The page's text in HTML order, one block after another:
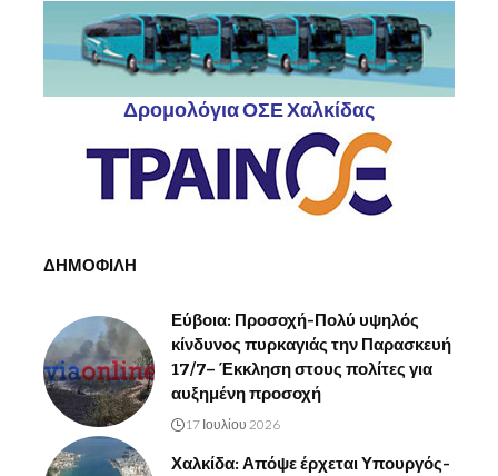
Δρομολόγια ΟΣΕ Χαλκίδας
ΔΗΜΟΦΙΛΗ
Εύβοια: Προσοχή-Πολύ υψηλός
κίνδυνος πυρκαγιάς την Παρασκευή
17/7– Έκκληση στους πολίτες για
αυξημένη προσοχή
17 Ιουλίου 2026
Χαλκίδα: Απόψε έρχεται Υπουργός-